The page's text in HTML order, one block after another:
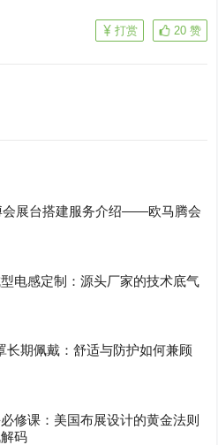
20 赞
打赏
会展台搭建服务介绍——欧马腾会
电感定制：源头厂家的技术底气
长期佩戴：舒适与防护如何兼顾
修课：美国布展设计的黄金法则
码